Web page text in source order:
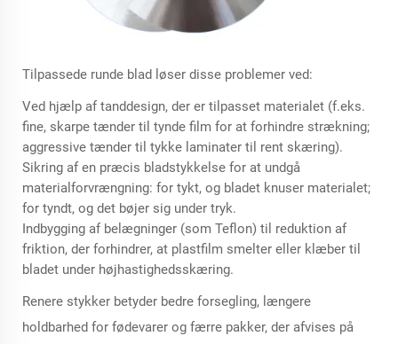
Tilpassede runde blad løser disse problemer ved:
Ved hjælp af tanddesign, der er tilpasset materialet (f.eks.
fine, skarpe tænder til tynde film for at forhindre strækning;
aggressive tænder til tykke laminater til rent skæring).
Sikring af en præcis bladstykkelse for at undgå
materialforvrængning: for tykt, og bladet knuser materialet;
for tyndt, og det bøjer sig under tryk.
Indbygging af belægninger (som Teflon) til reduktion af
friktion, der forhindrer, at plastfilm smelter eller klæber til
bladet under højhastighedsskæring.
Renere stykker betyder bedre forsegling, længere
holdbarhed for fødevarer og færre pakker, der afvises på